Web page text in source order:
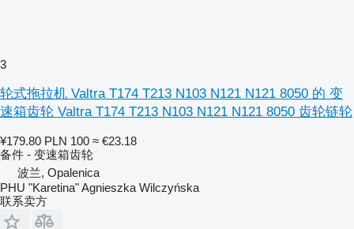
3
轮式拖拉机 Valtra T174 T213 N103 N121 N121 8050 的 变
速箱齿轮 Valtra T174 T213 N103 N121 N121 8050 齿轮链轮
¥179.80 PLN 100 ≈ €23.18
备件 - 变速箱齿轮
波兰, Opalenica
PHU "Karetina" Agnieszka Wilczyńska
联系卖方